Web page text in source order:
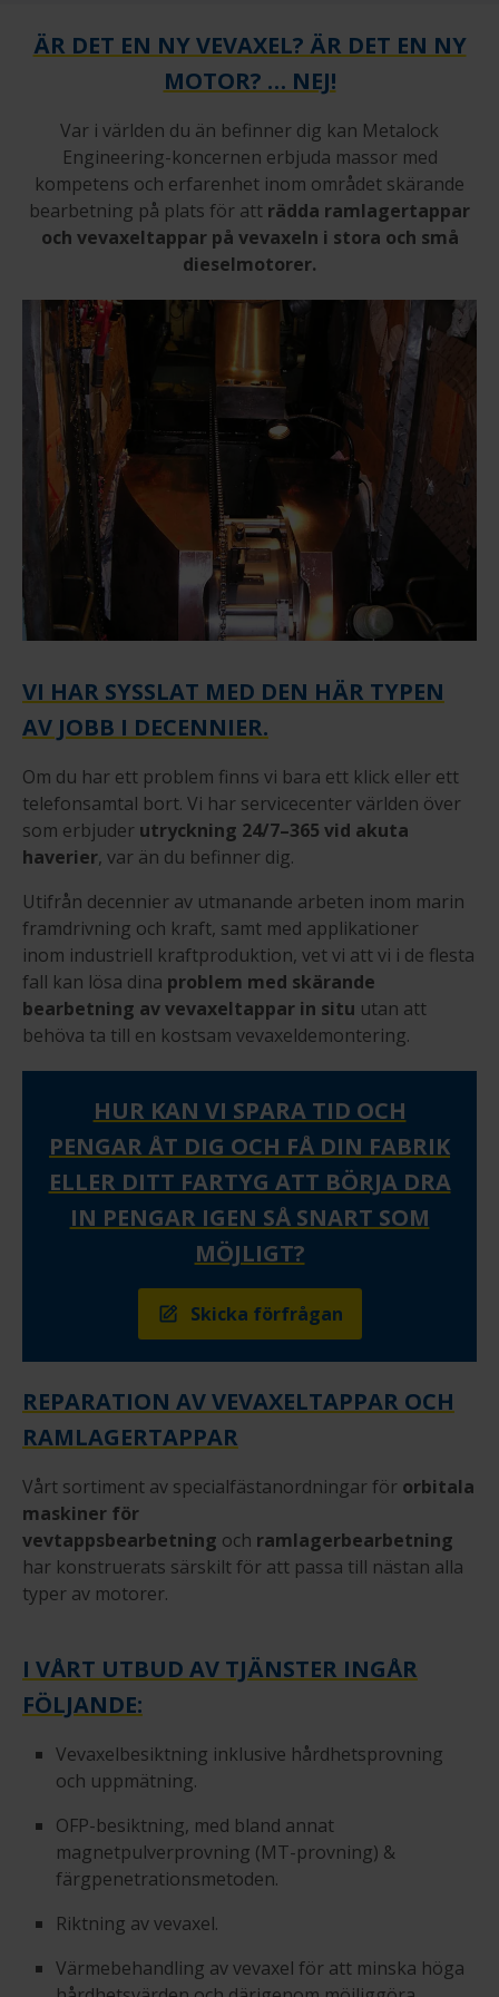
ÄR DET EN NY VEVAXEL? ÄR DET EN NY
MOTOR? … NEJ!
Var i världen du än befinner dig kan Metalock
Engineering-koncernen erbjuda massor med
kompetens och erfarenhet inom området skärande
bearbetning på plats för att rädda ramlagertappar
och vevaxeltappar på vevaxeln i stora och små
dieselmotorer.
VI HAR SYSSLAT MED DEN HÄR TYPEN
AV JOBB I DECENNIER.
Om du har ett problem finns vi bara ett klick eller ett
telefonsamtal bort. Vi har servicecenter världen över
som erbjuder utryckning 24/7–365 vid akuta
haverier, var än du befinner dig.
Utifrån decennier av utmanande arbeten inom marin
framdrivning och kraft, samt med applikationer
inom industriell kraftproduktion, vet vi att vi i de flesta
fall kan lösa dina problem med skärande
bearbetning av vevaxeltappar in situ utan att
behöva ta till en kostsam vevaxeldemontering.
HUR KAN VI SPARA TID OCH
PENGAR ÅT DIG OCH FÅ DIN FABRIK
ELLER DITT FARTYG ATT BÖRJA DRA
IN PENGAR IGEN SÅ SNART SOM
MÖJLIGT?
Skicka förfrågan
REPARATION AV VEVAXELTAPPAR OCH
RAMLAGERTAPPAR
Vårt sortiment av specialfästanordningar för orbitala
maskiner för
vevtappsbearbetning och ramlagerbearbetning
har konstruerats särskilt för att passa till nästan alla
typer av motorer.
I VÅRT UTBUD AV TJÄNSTER INGÅR
FÖLJANDE:
Vevaxelbesiktning inklusive hårdhetsprovning
och uppmätning.
OFP-besiktning, med bland annat
magnetpulverprovning (MT-provning) &
färgpenetrationsmetoden.
Riktning av vevaxel.
Värmebehandling av vevaxel för att minska höga